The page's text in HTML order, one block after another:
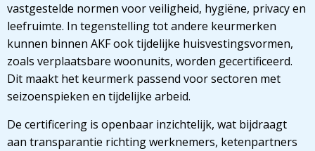
vastgestelde normen voor veiligheid, hygiëne, privacy en
leefruimte. In tegenstelling tot andere keurmerken
kunnen binnen AKF ook tijdelijke huisvestingsvormen,
zoals verplaatsbare woonunits, worden gecertificeerd.
Dit maakt het keurmerk passend voor sectoren met
seizoenspieken en tijdelijke arbeid.
De certificering is openbaar inzichtelijk, wat bijdraagt
aan transparantie richting werknemers, ketenpartners